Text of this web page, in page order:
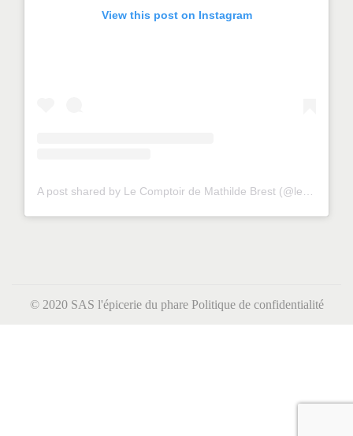
View this post on Instagram
© 2020 SAS l'épicerie du phare Politique de confidentialité